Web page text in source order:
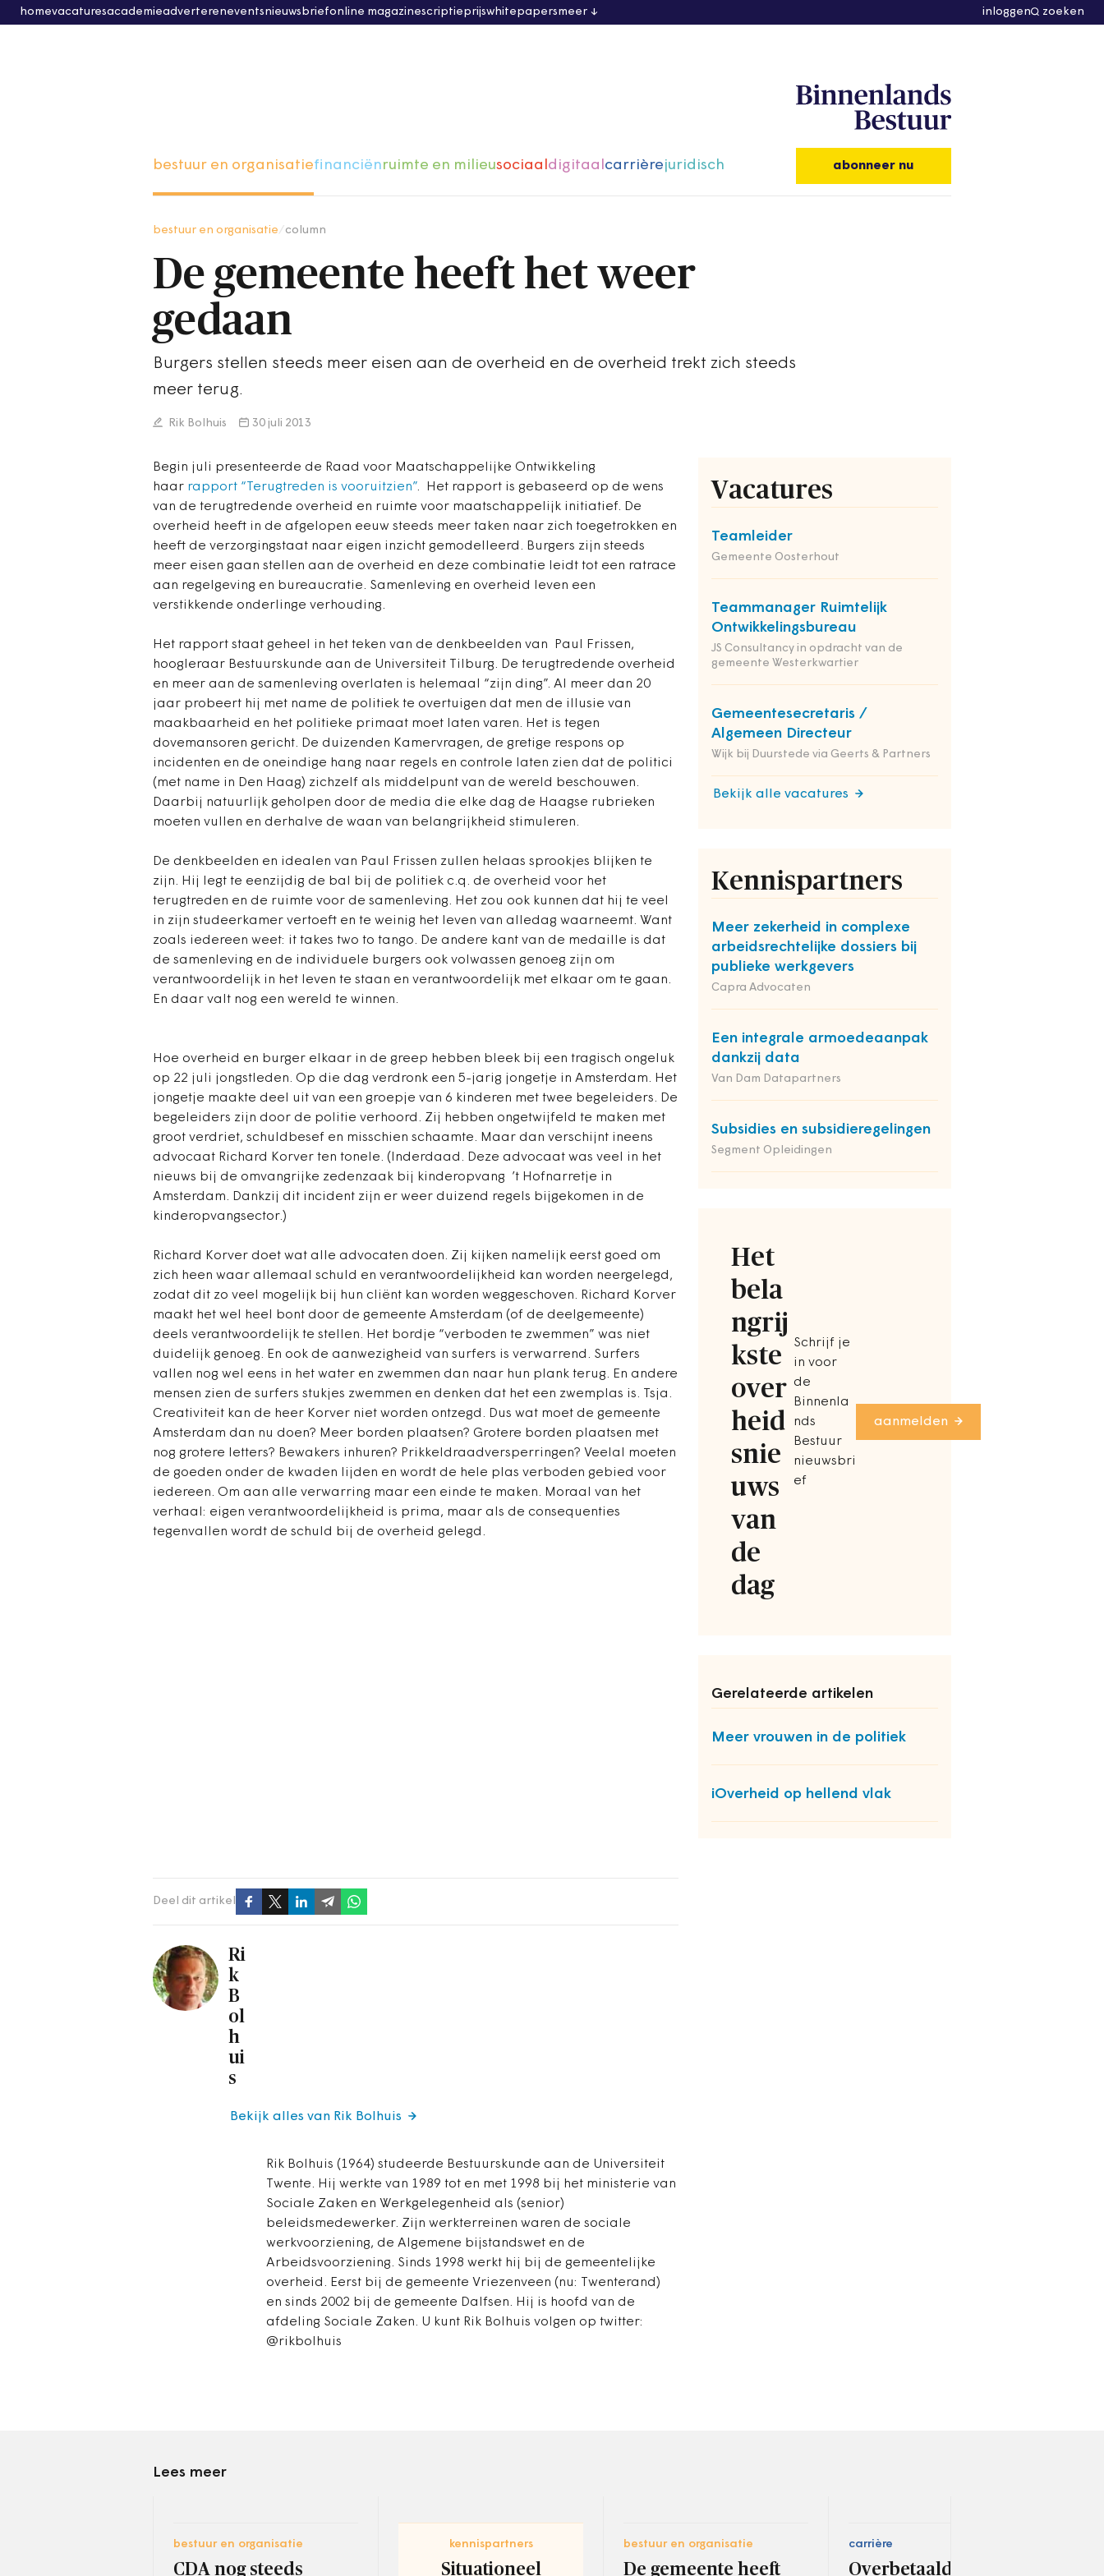
homevacaturesacademieadvertereneventsnieuwsbriefonline magazinescriptieprijswhitepapersmeer inloggen zoeken
bestuur en organisatiefinanciënruimte en milieusociaaldigitaalcarrièrejuridisch abonneer nu
bestuur en organisatie column
De gemeente heeft het weer
gedaan
Burgers stellen steeds meer eisen aan de overheid en de overheid trekt zich steeds
meer terug.
Rik Bolhuis 30 juli 2013
Begin juli presenteerde de Raad voor Maatschappelijke Ontwikkeling
haar rapport “Terugtreden is vooruitzien”. Het rapport is gebaseerd op de wens
van de terugtredende overheid en ruimte voor maatschappelijk initiatief. De
overheid heeft in de afgelopen eeuw steeds meer taken naar zich toegetrokken en
heeft de verzorgingstaat naar eigen inzicht gemodelleerd. Burgers zijn steeds
meer eisen gaan stellen aan de overheid en deze combinatie leidt tot een ratrace
aan regelgeving en bureaucratie. Samenleving en overheid leven een
verstikkende onderlinge verhouding.
Het rapport staat geheel in het teken van de denkbeelden van Paul Frissen,
hoogleraar Bestuurskunde aan de Universiteit Tilburg. De terugtredende overheid
en meer aan de samenleving overlaten is helemaal “zijn ding”. Al meer dan 20
jaar probeert hij met name de politiek te overtuigen dat men de illusie van
maakbaarheid en het politieke primaat moet laten varen. Het is tegen
dovemansoren gericht. De duizenden Kamervragen, de gretige respons op
incidenten en de oneindige hang naar regels en controle laten zien dat de politici
(met name in Den Haag) zichzelf als middelpunt van de wereld beschouwen.
Daarbij natuurlijk geholpen door de media die elke dag de Haagse rubrieken
moeten vullen en derhalve de waan van belangrijkheid stimuleren.
Vacatures
Teamleider
Gemeente Oosterhout
Teammanager Ruimtelijk
Ontwikkelingsbureau
JS Consultancy in opdracht van de
gemeente Westerkwartier
Gemeentesecretaris /
Algemeen Directeur
Wijk bij Duurstede via Geerts & Partners
Bekijk alle vacatures
Kennispartners
Meer zekerheid in complexe
arbeidsrechtelijke dossiers bij
publieke werkgevers
Capra Advocaten
Een integrale armoedeaanpak
dankzij data
Van Dam Datapartners
Subsidies en subsidieregelingen
Segment Opleidingen
Het
bela
ngrij
kste
over
heid
snie
uws
van
de
dag
Schrijf je
in voor
de
Binnenla
nds
Bestuur
nieuwsbri
ef
aanmelden
Gerelateerde artikelen
Meer vrouwen in de politiek
iOverheid op hellend vlak
De denkbeelden en idealen van Paul Frissen zullen helaas sprookjes blijken te
zijn. Hij legt te eenzijdig de bal bij de politiek c.q. de overheid voor het
terugtreden en de ruimte voor de samenleving. Het zou ook kunnen dat hij te veel
in zijn studeerkamer vertoeft en te weinig het leven van alledag waarneemt. Want
zoals iedereen weet: it takes two to tango. De andere kant van de medaille is dat
de samenleving en de individuele burgers ook volwassen genoeg zijn om
verantwoordelijk in het leven te staan en verantwoordelijk met elkaar om te gaan.
En daar valt nog een wereld te winnen.
Hoe overheid en burger elkaar in de greep hebben bleek bij een tragisch ongeluk
op 22 juli jongstleden. Op die dag verdronk een 5-jarig jongetje in Amsterdam. Het
jongetje maakte deel uit van een groepje van 6 kinderen met twee begeleiders. De
begeleiders zijn door de politie verhoord. Zij hebben ongetwijfeld te maken met
groot verdriet, schuldbesef en misschien schaamte. Maar dan verschijnt ineens
advocaat Richard Korver ten tonele. (Inderdaad. Deze advocaat was veel in het
nieuws bij de omvangrijke zedenzaak bij kinderopvang ’t Hofnarretje in
Amsterdam. Dankzij dit incident zijn er weer duizend regels bijgekomen in de
kinderopvangsector.)
Richard Korver doet wat alle advocaten doen. Zij kijken namelijk eerst goed om
zich heen waar allemaal schuld en verantwoordelijkheid kan worden neergelegd,
zodat dit zo veel mogelijk bij hun cliënt kan worden weggeschoven. Richard Korver
maakt het wel heel bont door de gemeente Amsterdam (of de deelgemeente)
deels verantwoordelijk te stellen. Het bordje “verboden te zwemmen” was niet
duidelijk genoeg. En ook de aanwezigheid van surfers is verwarrend. Surfers
vallen nog wel eens in het water en zwemmen dan naar hun plank terug. En andere
mensen zien de surfers stukjes zwemmen en denken dat het een zwemplas is. Tsja.
Creativiteit kan de heer Korver niet worden ontzegd. Dus wat moet de gemeente
Amsterdam dan nu doen? Meer borden plaatsen? Grotere borden plaatsen met
nog grotere letters? Bewakers inhuren? Prikkeldraadversperringen? Veelal moeten
de goeden onder de kwaden lijden en wordt de hele plas verboden gebied voor
iedereen. Om aan alle verwarring maar een einde te maken. Moraal van het
verhaal: eigen verantwoordelijkheid is prima, maar als de consequenties
tegenvallen wordt de schuld bij de overheid gelegd.
Deel dit artikel
Ri
k
B
ol
h
ui
s
Rik Bolhuis (1964) studeerde Bestuurskunde aan de Universiteit
Twente. Hij werkte van 1989 tot en met 1998 bij het ministerie van
Sociale Zaken en Werkgelegenheid als (senior)
beleidsmedewerker. Zijn werkterreinen waren de sociale
werkvoorziening, de Algemene bijstandswet en de
Arbeidsvoorziening. Sinds 1998 werkt hij bij de gemeentelijke
overheid. Eerst bij de gemeente Vriezenveen (nu: Twenterand)
en sinds 2002 bij de gemeente Dalfsen. Hij is hoofd van de
afdeling Sociale Zaken. U kunt Rik Bolhuis volgen op twitter:
@rikbolhuis
Bekijk alles van Rik Bolhuis
Lees meer
bestuur en organisatie
CDA nog steeds
kennispartners
Situationeel
bestuur en organisatie
De gemeente heeft
carrière
Overbetaalde